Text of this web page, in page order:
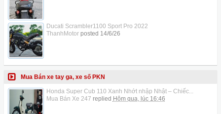
Ducati Scrambler1100 Sport Pro 2022
ThanhMotorposted 14/6/26
Mua Bán xe tay ga, xe số PKN
Honda Super Cub 110 Xanh Nhớt nhập Nhật – Chiếc...
Mua Bán Xe 247 replied Hôm qua, lúc 16:46